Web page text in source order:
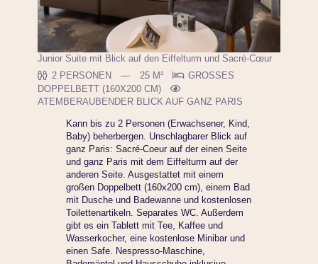
Junior Suite mit Blick auf den Eiffelturm und Sacré-Cœur
2 PERSONEN
25 M²
GROSSES D
OPPELBETT (160X200 CM)
ATEMBERAUBENDER BLICK AUF GANZ PARIS
Kann bis zu 2 Personen (Erwachsener, Kind,
Baby) beherbergen. Unschlagbarer Blick auf
ganz Paris: Sacré-Coeur auf der einen Seite
und ganz Paris mit dem Eiffelturm auf der
anderen Seite. Ausgestattet mit einem
großen Doppelbett (160x200 cm), einem Bad
mit Dusche und Badewanne und kostenlosen
Toilettenartikeln. Separates WC. Außerdem
gibt es ein Tablett mit Tee, Kaffee und
Wasserkocher, eine kostenlose Minibar und
einen Safe. Nespresso-Maschine,